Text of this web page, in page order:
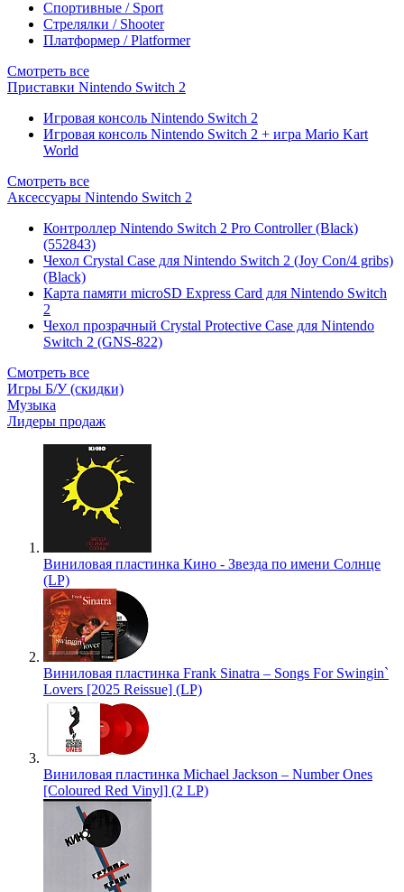
Спортивные / Sport
Стрелялки / Shooter
Платформер / Platformer
Смотреть все
Приставки Nintendo Switch 2
Игровая консоль Nintendo Switch 2
Игровая консоль Nintendo Switch 2 + игра Mario Kart
World
Смотреть все
Аксессуары Nintendo Switch 2
Контроллер Nintendo Switch 2 Pro Controller (Black)
(552843)
Чехол Сrystal Сase для Nintendo Switch 2 (Joy Con/4 gribs)
(Black)
Карта памяти microSD Express Card для Nintendo Switch
2
Чехол прозрачный Crystal Protective Case для Nintendo
Switch 2 (GNS-822)
Смотреть все
Игры Б/У (скидки)
Музыка
Лидеры продаж
Виниловая пластинка Кино - Звезда по имени Солнце
(LP)
Виниловая пластинка Frank Sinatra – Songs For Swingin`
Lovers [2025 Reissue] (LP)
Виниловая пластинка Michael Jackson – Number Ones
[Coloured Red Vinyl] (2 LP)